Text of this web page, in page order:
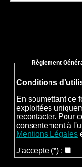
Règlement
Conditions
En soumettant ce
exploitées
recontacter. Pour
consentement à
Mentions Légales
J'accepte (*) :